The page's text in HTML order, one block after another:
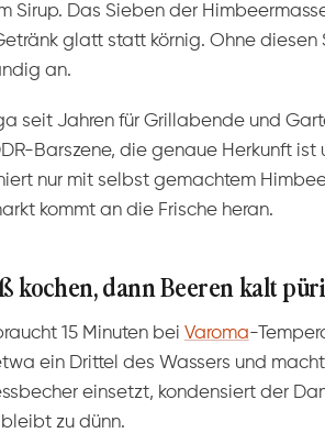
Sirup. Das Sieben der
glatt statt körnig. Ohne diesen
an.
seit Jahren für Grillabende und
Barszene, die genaue Herkunft ist
nur mit selbst gemachtem
kommt an die Frische heran.
kochen, dann Beeren kalt
15 Minuten bei Varoma-
ein Drittel des Wassers und
einsetzt, kondensiert der
zu dünn.